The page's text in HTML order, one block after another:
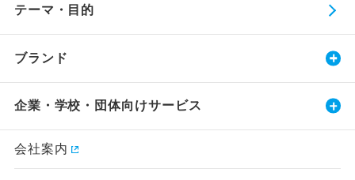
テーマ・目的
ブランド
企業・学校・団体向けサービス
会社案内